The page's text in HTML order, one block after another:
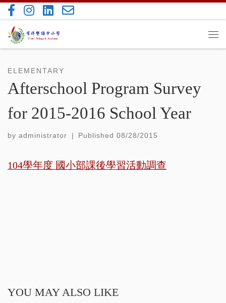
Skip to content
ELEMENTARY
Afterschool Program Survey
for 2015-2016 School Year
by administrator Published08/28/2015
104學年度 國小部課後學習活動調查
YOU MAY ALSO LIKE